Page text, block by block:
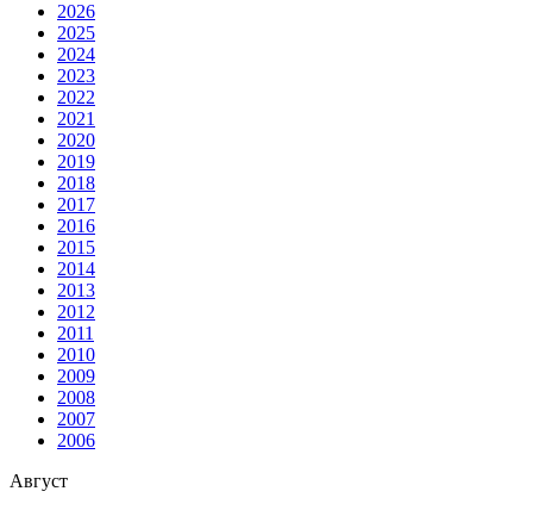
2026
2025
2024
2023
2022
2021
2020
2019
2018
2017
2016
2015
2014
2013
2012
2011
2010
2009
2008
2007
2006
Август